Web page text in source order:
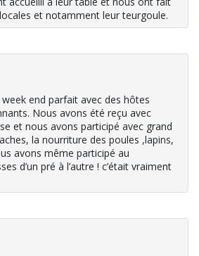
et notamment leur teurgoule.
end parfait avec des hôtes
Nous avons été reçu avec
et nous avons participé avec grand
la nourriture des poules ,lapins,
avons même participé au
d’un pré à l’autre ! c’était vraiment